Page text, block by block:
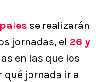
se realizarán
jornadas, el 26 y
en las que los
qué jornada ir a